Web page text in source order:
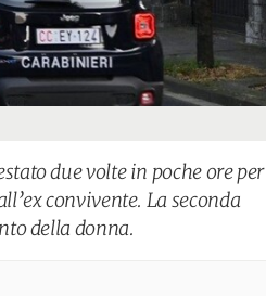
due volte in poche ore per
convivente. La seconda
della donna.